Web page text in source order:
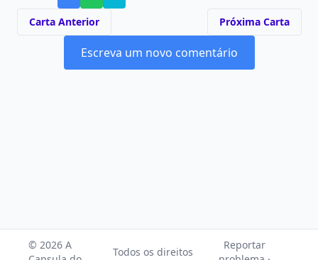
Carta Anterior Próxima Carta
Escreva um novo comentário
© 2026 A
Todos os direitos
Reportar